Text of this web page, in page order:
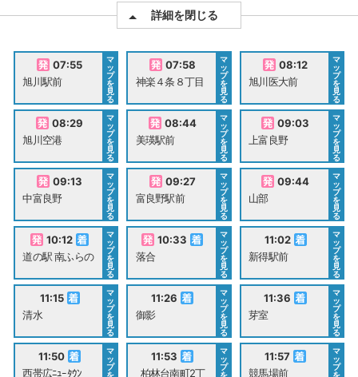
詳細を閉じる
07:55
旭川駅前
マ
ッ
プ
を
見
る
07:58
神楽４条８丁目
マ
ッ
プ
を
見
る
08:12
旭川医大前
マ
ッ
プ
を
見
る
08:29
旭川空港
マ
ッ
プ
を
見
る
08:44
美瑛駅前
マ
ッ
プ
を
見
る
09:03
上富良野
マ
ッ
プ
を
見
る
09:13
中富良野
マ
ッ
プ
を
見
る
09:27
富良野駅前
マ
ッ
プ
を
見
る
09:44
山部
マ
ッ
プ
を
見
る
10:12
道の駅 南ふらの
マ
ッ
プ
を
見
る
10:33
落合
マ
ッ
プ
を
見
る
11:02
新得駅前
マ
ッ
プ
を
見
る
11:15
清水
マ
ッ
プ
を
見
る
11:26
御影
マ
ッ
プ
を
見
る
11:36
芽室
マ
ッ
プ
を
見
る
11:50
西帯広ﾆｭｰﾀｳﾝ
マ
ッ
プ
を
11:53
柏林台南町2丁
マ
ッ
プ
を
11:57
競馬場前
マ
ッ
プ
を